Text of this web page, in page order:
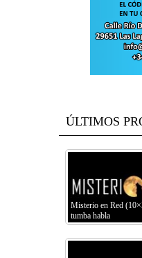
ÚLTIMOS
Misterio en Red
tumba habla